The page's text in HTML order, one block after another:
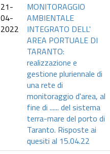
21-
04-
2022
MONITORAGGIO
AMBIENTALE
INTEGRATO DELL'
AREA PORTUALE DI
TARANTO:
realizzazione e
gestione pluriennale di
una rete di
monitoraggio d'area, al
fine di ...... del sistema
terra-mare del porto di
Taranto. Risposte ai
quesiti al 15.04.22